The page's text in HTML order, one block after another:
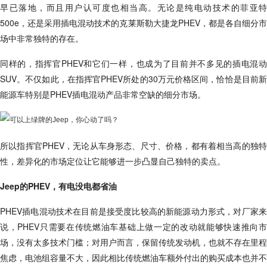
早已落地，而且用户认可度也相当高。无论是纯电动技术的菲亚特
500e，还是采用插电混动技术的克莱斯勒大捷龙PHEV，都是各自细分市
场中非常独特的存在。
同样的，指挥官PHEV和它们一样，也成为了目前并不多见的插电混动
SUV。不仅如此，在指挥官PHEV所处的30万元价格区间，恰恰是目前新
能源车特别是PHEV插电混动产品非常空缺的细分市场。
所以指挥官PHEV，无论从车身形态、尺寸、价格，都有着相当高的独特
性，差异化的市场定位让它能够进一步凸显自己独特的卖点。
Jeep的PHEV，有电没电都省油
PHEV插电混动技术在目前是接受度比较高的新能源动力形式，对厂家来
说，PHEV只需要在传统燃油车基础上做一定的改动就能够快速推向市
场，没有太多技术门槛；对用户而言，保留传统发动机，也就不存在里程
焦虑，电池组容量不大，因此相比传统燃油车额外付出的购买成本也并不